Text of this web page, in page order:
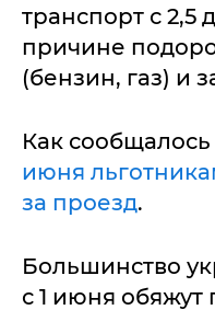
транспорт с 2,5
причине
(бензин, газ) и
Как
июня
за проезд.
Большинство
с 1 июня обяжут